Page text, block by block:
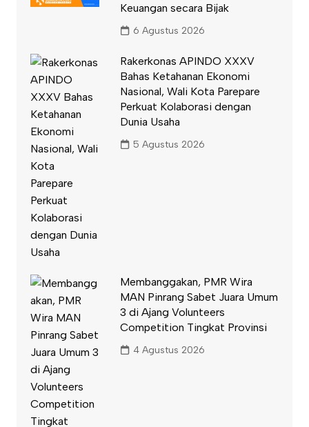
Keuangan secara Bijak
6 Agustus 2026
Rakerkonas APINDO XXXV
Bahas Ketahanan Ekonomi
Nasional, Wali Kota Parepare
Perkuat Kolaborasi dengan
Dunia Usaha
5 Agustus 2026
Membanggakan, PMR Wira
MAN Pinrang Sabet Juara Umum
3 di Ajang Volunteers
Competition Tingkat Provinsi
4 Agustus 2026